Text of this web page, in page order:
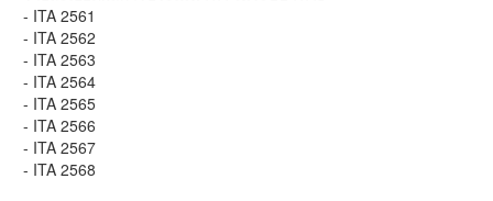
- ITA 2561
- ITA 2562
- ITA 2563
- ITA 2564
- ITA 2565
- ITA 2566
- ITA 2567
- ITA 2568